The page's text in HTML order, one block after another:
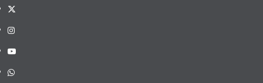
X
Instagram
YouTube
Whatsapp